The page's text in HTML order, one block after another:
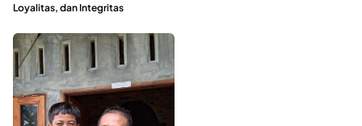
Loyalitas, dan Integritas